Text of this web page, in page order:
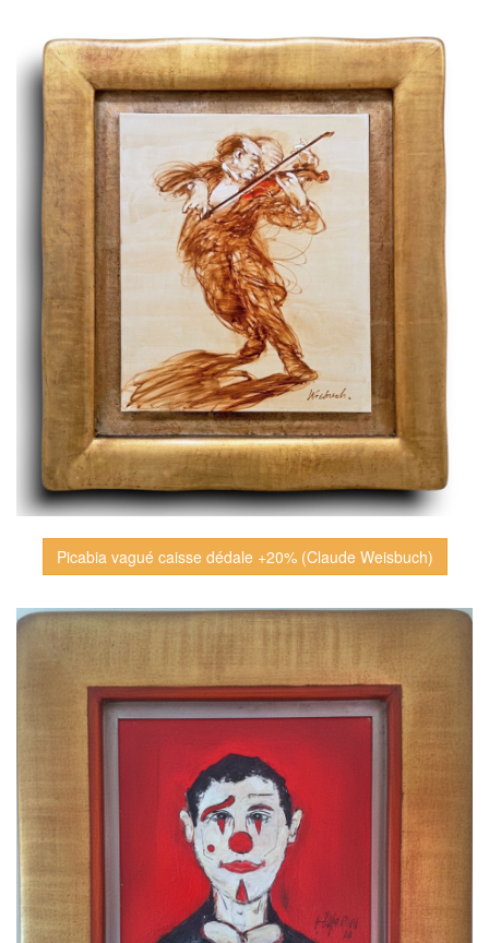
Picabia vagué caisse dédale +20% (Claude Weisbuch)